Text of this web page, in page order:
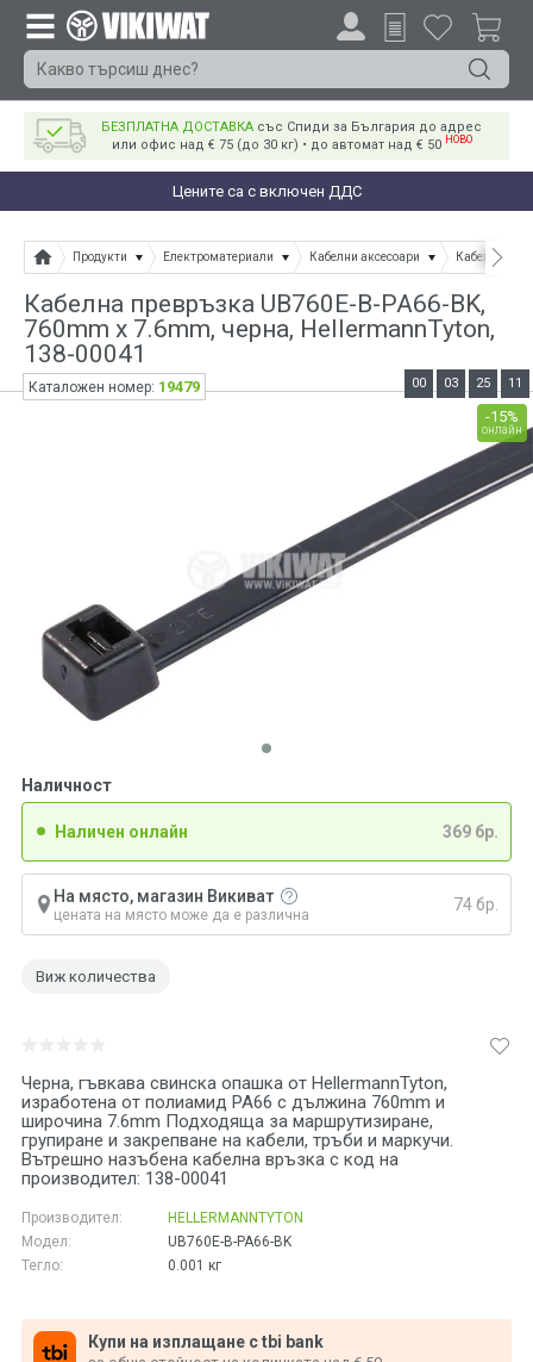
БЕЗПЛАТНА ДОСТАВКА със Спиди за България до адрес
или офис над € 75 (до 30 кг) • до автомат над € 50 НОВО
Цените са с включен ДДС
Продукти Електроматериали Кабелни аксесоари Кабелни
Кабелна превръзка UB760E-B-PA66-BK,
760mm x 7.6mm, черна, HellermannTyton,
138-00041
Черна, гъвкава свинска опашка от HellermannTyton,
изработена от полиамид PA66 с дължина 760mm и
широчина 7.6mm Подходяща за маршрутизиране,
групиране и закрепване на кабели, тръби и маркучи.
Вътрешно назъбена кабелна връзка с код на
производител: 138-00041
Производител:
HELLERMANNTYTON
Модел:
UB760E-B-PA66-BK
Тегло:
0.001 кг
Купи на изплащане с tbi bank
Наличност
Наличен онлайн 369 бр.
На място, магазин Викиват
цената на място може да е различна
74 бр.
Виж количества
-15%
онлайн
00 03 25 11
Каталожен номер: 19479